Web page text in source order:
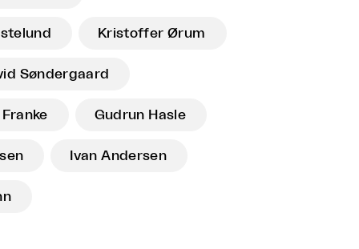
Kristoffer Ørum
Søndergaard
Gudrun Hasle
Ivan Andersen